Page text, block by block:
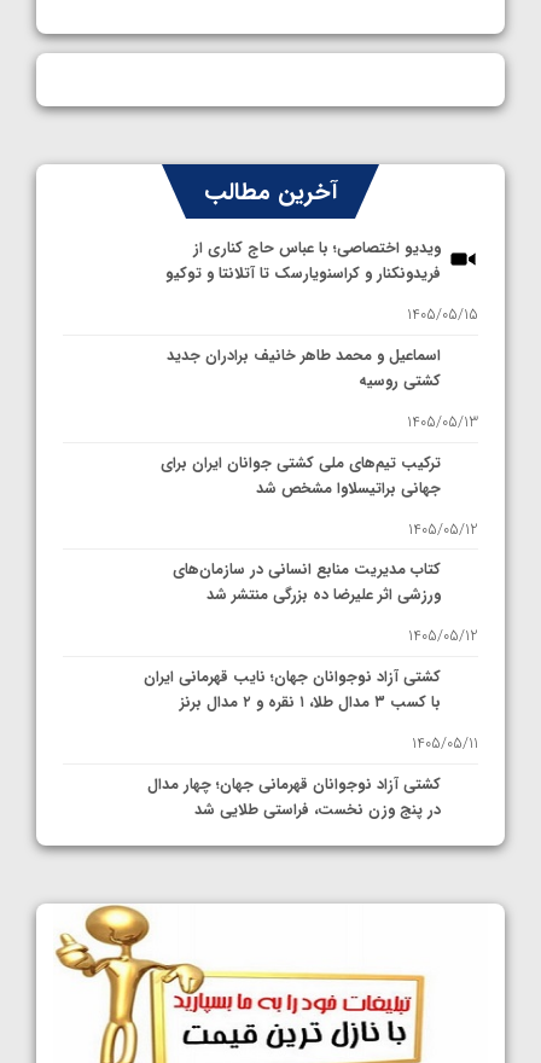
آخرین مطالب
ویدیو اختصاصی؛ با عباس حاج کناری از
فریدونکنار و کراسنویارسک تا آتلانتا و توکیو
1405/05/15
اسماعیل و محمد طاهر خانیف برادران جدید
کشتی روسیه
1405/05/13
ترکیب تیم‌های ملی کشتی جوانان ایران برای
جهانی براتیسلاوا مشخص شد
1405/05/12
کتاب مدیریت منابع انسانی در سازمان‌های
ورزشی اثر علیرضا ده بزرگی منتشر شد
1405/05/12
کشتی آزاد نوجوانان جهان؛ نایب قهرمانی ایران
با کسب ۳ مدال طلا، ۱ نقره و ۲ مدال برنز
1405/05/11
کشتی آزاد نوجوانان قهرمانی جهان؛ چهار مدال
در پنج وزن نخست، فراستی طلایی شد
1405/05/11
کشتی آزاد نوجوانان جهان؛ رقبای نمایندگان
ایران مشخص شدند